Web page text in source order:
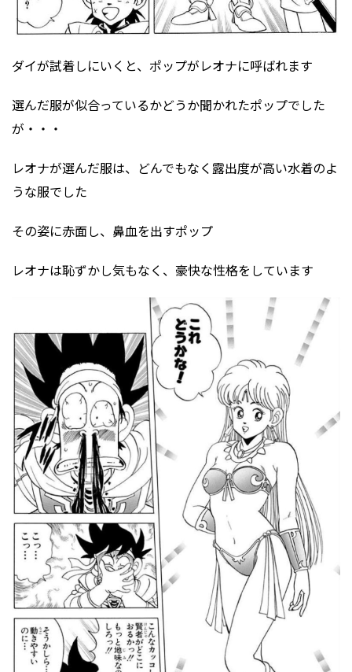
ダイが試着しにいくと、ポップがレオナに呼ばれます
選んだ服が似合っているかどうか聞かれたポップでした
が・・・
レオナが選んだ服は、どんでもなく露出度が高い水着のよ
うな服でした
その姿に赤面し、鼻血を出すポップ
レオナは恥ずかし気もなく、豪快な性格をしています